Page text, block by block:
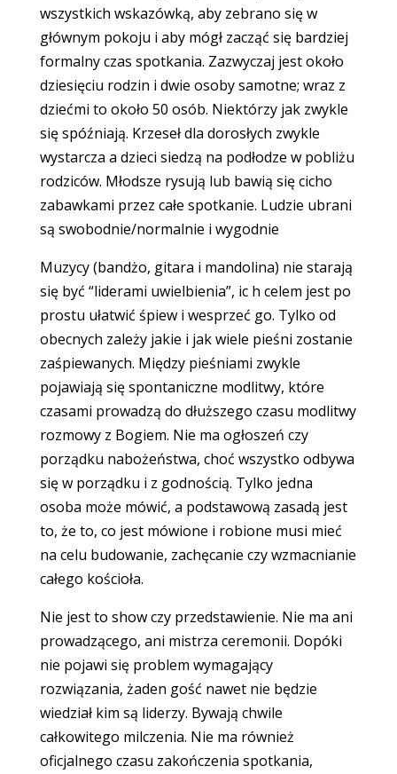
wszystkich wskazówką, aby zebrano się w
głównym pokoju i aby mógł zacząć się bardziej
formalny czas spotkania. Zazwyczaj jest około
dziesięciu rodzin i dwie osoby samotne; wraz z
dziećmi to około 50 osób. Niektórzy jak zwykle
się spóźniają. Krzeseł dla dorosłych zwykle
wystarcza a dzieci siedzą na podłodze w pobliżu
rodziców. Młodsze rysują lub bawią się cicho
zabawkami przez całe spotkanie. Ludzie ubrani
są swobodnie/normalnie i wygodnie
Muzycy (bandżo, gitara i mandolina) nie starają
się być “liderami uwielbienia”, ic h celem jest po
prostu ułatwić śpiew i wesprzeć go. Tylko od
obecnych zależy jakie i jak wiele pieśni zostanie
zaśpiewanych. Między pieśniami zwykle
pojawiają się spontaniczne modlitwy, które
czasami prowadzą do dłuższego czasu modlitwy
rozmowy z Bogiem. Nie ma ogłoszeń czy
porządku nabożeństwa, choć wszystko odbywa
się w porządku i z godnością. Tylko jedna
osoba może mówić, a podstawową zasadą jest
to, że to, co jest mówione i robione musi mieć
na celu budowanie, zachęcanie czy wzmacnianie
całego kościoła.
Nie jest to show czy przedstawienie. Nie ma ani
prowadzącego, ani mistrza ceremonii. Dopóki
nie pojawi się problem wymagający
rozwiązania, żaden gość nawet nie będzie
wiedział kim są liderzy. Bywają chwile
całkowitego milczenia. Nie ma również
oficjalnego czasu zakończenia spotkania,